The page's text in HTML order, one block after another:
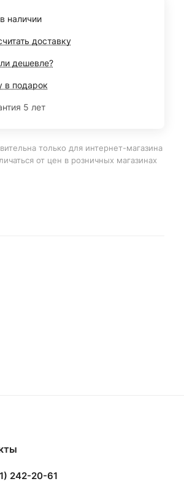
наличии
доставку
дешевле?
в подарок
5 лет
только для интернет-магазина
от цен в розничных магазинах
242-20-61